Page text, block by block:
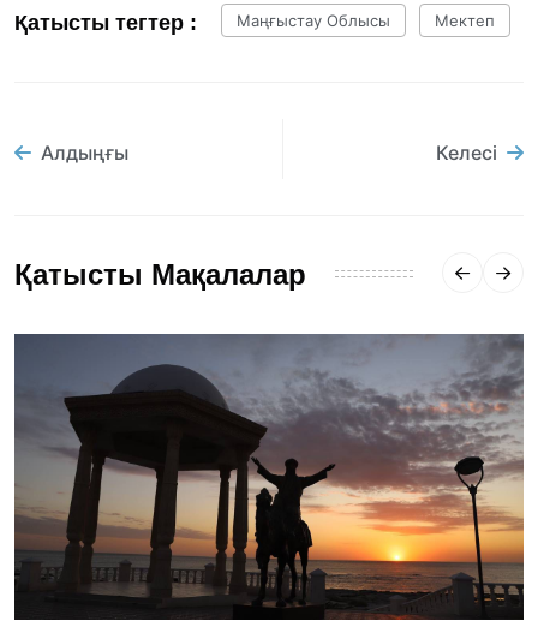
Қатысты тегтер : Маңғыстау Облысы Мектеп
Алдыңғы Келесі
Қатысты Мақалалар